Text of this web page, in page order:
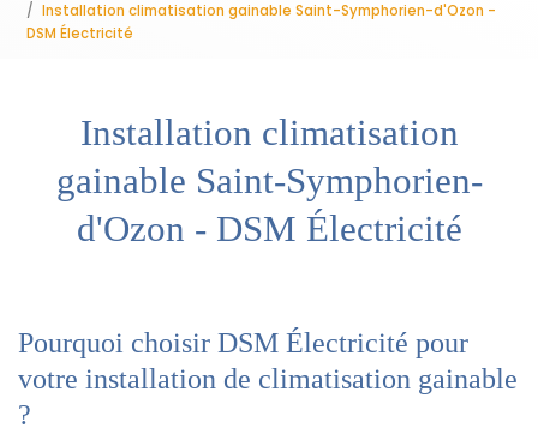
Installation climatisation gainable Saint-Symphorien-d'Ozon -
DSM Électricité
Installation climatisation
gainable Saint-Symphorien-
d'Ozon - DSM Électricité
Pourquoi choisir DSM Électricité pour
votre installation de climatisation gainable
?